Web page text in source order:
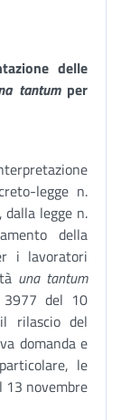
delle
tantumper
legge n.
legge n.
della
i lavoratori
una tantum
3977 del 10
rilascio del
domanda e
le
13 novembre